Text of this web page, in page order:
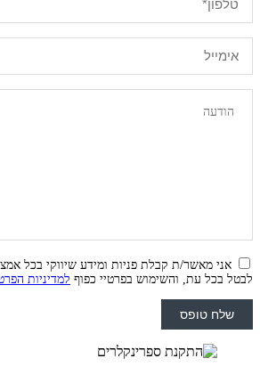
אני מאשר/ת קבלת פניות ומידע שיווקי בכל
לבטל בכל עת, והשימוש בפרטיי כפוף למדיניות